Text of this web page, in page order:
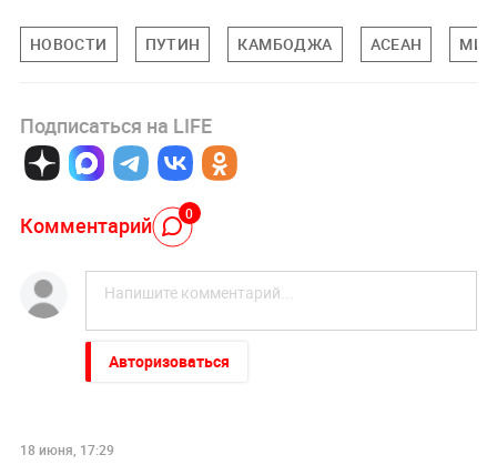
НОВОСТИ ПУТИН КАМБОДЖА АСЕАН
Подписаться на LIFE
Комментарий 0
Авторизоваться
18 июня, 17:29